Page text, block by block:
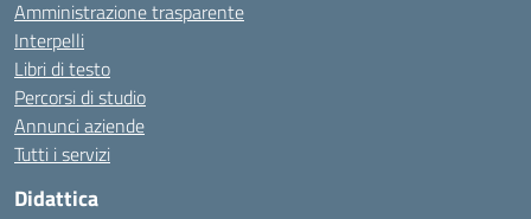
Amministrazione trasparente
Interpelli
Libri di testo
Percorsi di studio
Annunci aziende
Tutti i servizi
Didattica